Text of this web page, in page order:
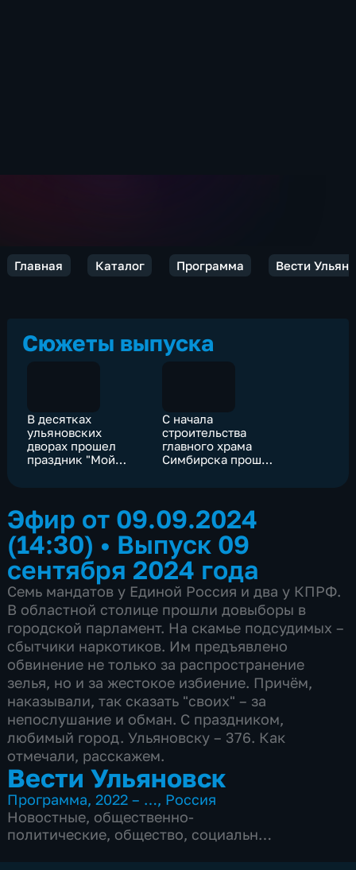
Главная Каталог Программа Вести
Сюжеты выпуска
В десятках
ульяновских
дворах прошел
праздник "Мой
С начала
строительства
главного храма
Симбирска прошло
Эфир от 09.09.2024
(14:30) • Выпуск 09
сентября 2024 года
Семь мандатов у Единой Россия и два у КПРФ.
В областной столице прошли довыборы в
городской парламент. На скамье подсудимых –
сбытчики наркотиков. Им предъявлено
обвинение не только за распространение
зелья, но и за жестокое избиение. Причём,
наказывали, так сказать "своих" – за
непослушание и обман. С праздником,
любимый город. Ульяновску – 376. Как
отмечали, расскажем.
Вести Ульяновск
Программа,2022 – …, Россия
Новостные, общественно-
политические, общество, социально-